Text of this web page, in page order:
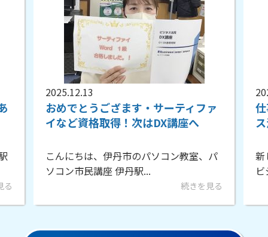
る
仕事や転職にも役立てたい！ビジネ
ス活用DX講座の受講スター...
2025.11.27
新しい講座、Bizキャリをスタートされた
ビジネス生の受講生の...
続きを見る